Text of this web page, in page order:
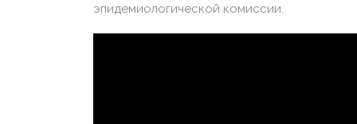
эпидемиологической комиссии.